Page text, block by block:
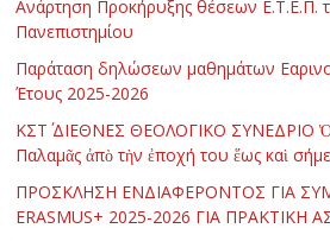
Ανάρτηση Προκήρυξης θέσεων Ε.Τ.Ε.Π.
Πανεπιστημίου
Παράταση δηλώσεων μαθημάτων
Έτους 2025-2026
ΚΣΤ΄ ΔΙΕΘΝΕΣ ΘΕΟΛΟΓΙΚΟ ΣΥΝΕΔΡΙΟ Ὁ
Παλαμᾶς ἀπὸ τὴν ἐποχή του ἕως καὶ
ΠΡΟΣΚΛΗΣΗ ΕΝΔΙΑΦΕΡΟΝΤΟΣ ΓΙΑ
ERASMUS+ 2025-2026 ΓΙΑ ΠΡΑΚΤΙΚΗ